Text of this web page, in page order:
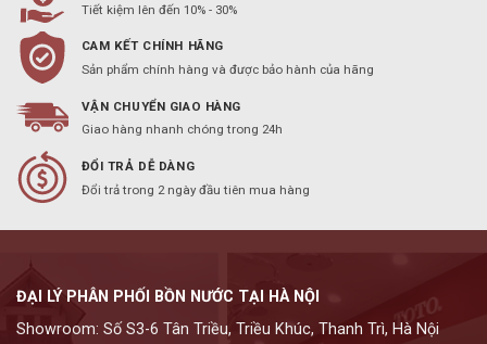
Tiết kiệm lên đến 10% - 30%
CAM KẾT CHÍNH HÃNG
Sản phẩm chính hàng và được bảo hành của hãng
VẬN CHUYỂN GIAO HÀNG
Giao hàng nhanh chóng trong 24h
ĐỔI TRẢ DỄ DÀNG
Đổi trả trong 2 ngày đầu tiên mua hàng
ĐẠI LÝ PHÂN PHỐI BỒN NƯỚC TẠI HÀ NỘI
Showroom: Số S3-6 Tân Triều, Triều Khúc, Thanh Trì, Hà Nội